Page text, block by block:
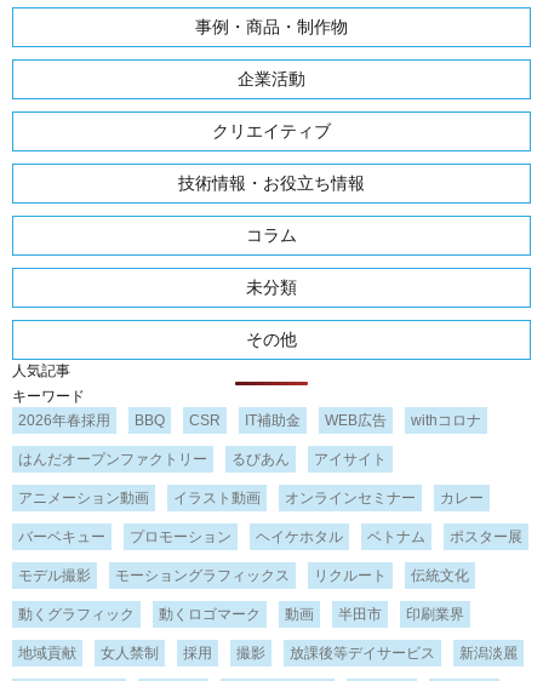
事例・商品・制作物
企業活動
クリエイティブ
技術情報・お役立ち情報
コラム
未分類
その他
人気記事
キーワード
2026年春採用
BBQ CSR IT補助金 WEB広告 withコロナ
はんだオープンファクトリー るびあん アイサイト
アニメーション動画 イラスト動画 オンラインセミナー カレー
バーベキュー プロモーション ヘイケホタル ベトナム ポスター展
モデル撮影 モーショングラフィックス リクルート 伝統文化
動くグラフィック 動くロゴマーク 動画 半田市 印刷業界
地域貢献 女人禁制 採用 撮影 放課後等デイサービス 新潟淡麗